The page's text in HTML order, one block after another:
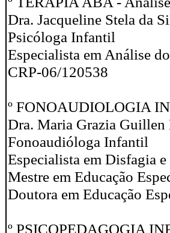
Dra. Jacqueline Stela da
Psicóloga Infantil
Especialista em Análise
CRP-06/120538
º FONOAUDIOLOGIA
Dra. Maria Grazia Guillen
Fonoaudióloga Infantil
Especialista em Disfagia e
Mestre em Educação
Doutora em Educação
º PSICOPEDAGOGIA